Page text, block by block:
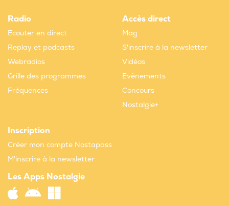
Radio
Ecouter en direct
Replay et podcasts
Webradios
Grille des programmes
Fréquences
Accès direct
Mag
S'inscrire à la newsletter
Vidéos
Evènements
Concours
Nostalgie+
Inscription
Créer mon compte Nostapass
M'inscrire à la newsletter
Les Apps Nostalgie